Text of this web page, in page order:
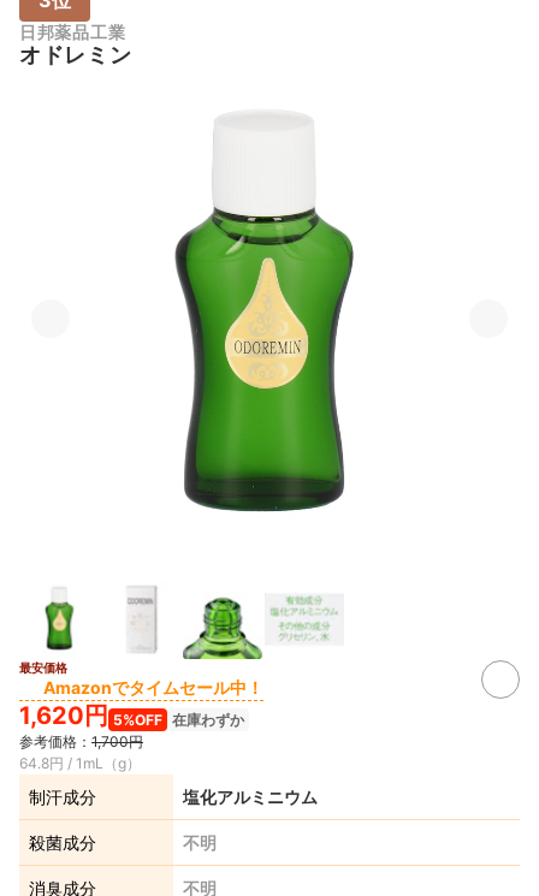
日邦薬品工業
オドレミン
最安価格
Amazonでタイムセール中！
1,620円 5%OFF 在庫わずか
参考価格： 1,700円
64.8円 / 1mL（g）
制汗成分 塩化アルミニウム
殺菌成分 不明
消臭成分 不明